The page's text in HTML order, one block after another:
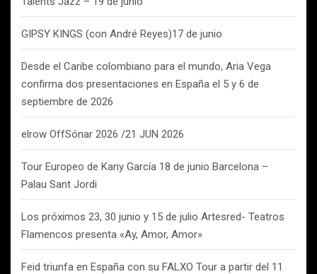
GIPSY KINGS (con André Reyes)17 de junio
Desde el Caribe colombiano para el mundo, Aria Vega
confirma dos presentaciones en España el 5 y 6 de
septiembre de 2026
elrow OffSónar 2026 /21 JUN 2026
Tour Europeo de Kany García 18 de junio Barcelona –
Palau Sant Jordi
Los próximos 23, 30 junio y 15 de julio Artesred- Teatros
Flamencos presenta «Ay, Amor, Amor»
Feid triunfa en España con su FALXO Tour a partir del 11